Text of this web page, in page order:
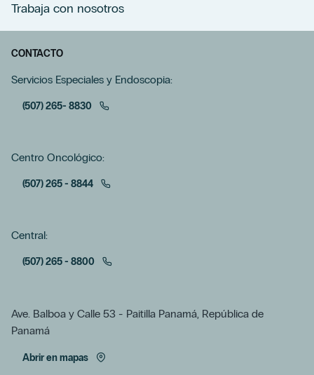
Trabaja con nosotros
CONTACTO
Servicios Especiales y Endoscopia:
(507) 265- 8830
Centro Oncológico:
(507) 265 - 8844
Central:
(507) 265 - 8800
Ave. Balboa y Calle 53 - Paitilla Panamá, República de
Panamá
Abrir en mapas